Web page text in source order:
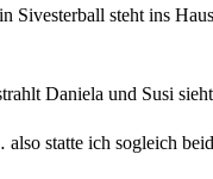
Sivesterball steht ins
Daniela und Susi
statte ich sogleich